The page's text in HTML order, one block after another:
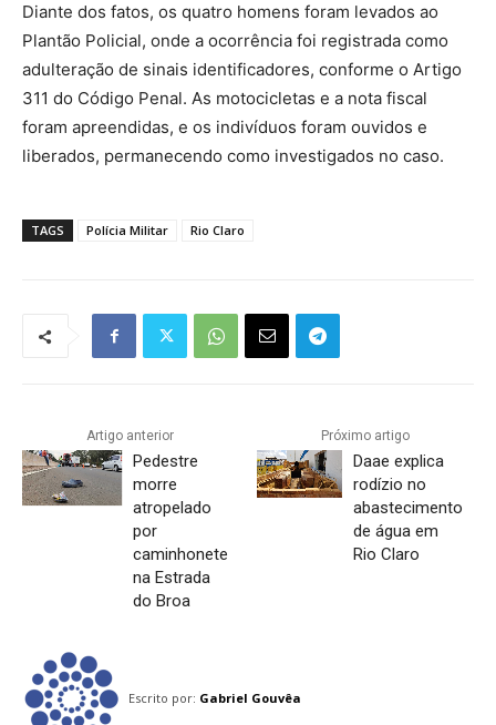
Diante dos fatos, os quatro homens foram levados ao
Plantão Policial, onde a ocorrência foi registrada como
adulteração de sinais identificadores, conforme o Artigo
311 do Código Penal. As motocicletas e a nota fiscal
foram apreendidas, e os indivíduos foram ouvidos e
liberados, permanecendo como investigados no caso.
TAGS Polícia Militar Rio Claro
Artigo anterior
Pedestre
morre
atropelado
por
caminhonete
na Estrada
do Broa
Próximo artigo
Daae explica
rodízio no
abastecimento
de água em
Rio Claro
Escrito por: Gabriel Gouvêa